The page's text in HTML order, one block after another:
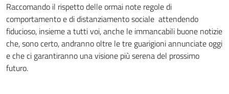
Raccomando il rispetto delle ormai note regole di
comportamento e di distanziamento sociale attendendo
fiducioso, insieme a tutti voi, anche le immancabili buone notizie
che, sono certo, andranno oltre le tre guarigioni annunciate oggi
e che ci garantiranno una visione più serena del prossimo
futuro.